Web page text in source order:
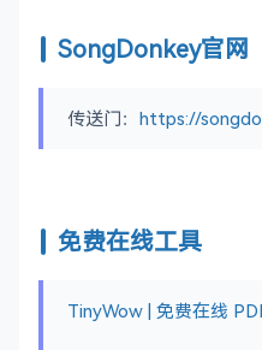
SongDonkey官网
传送门： https://
免费在线工具
TinyWow | 免费在线